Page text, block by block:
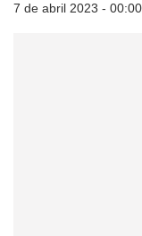
7 de abril 2023 -